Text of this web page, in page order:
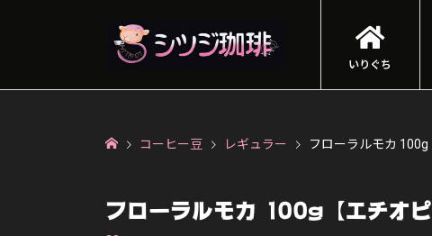
いりぐち
コーヒー豆 レギュラー フローラルモカ 100g
フローラルモカ 100g【エチオピ